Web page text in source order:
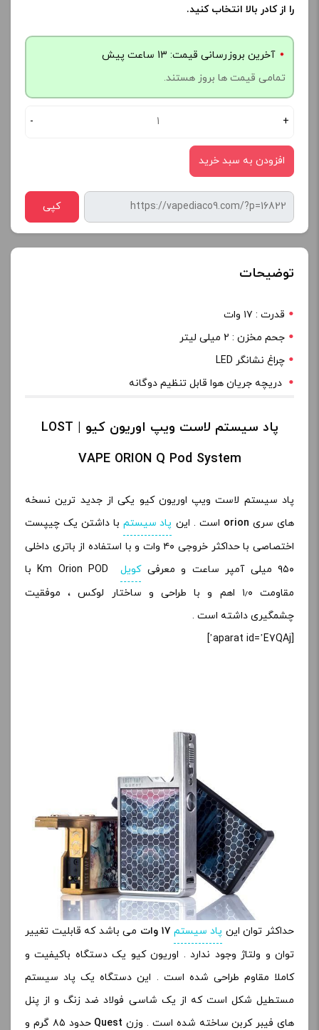
را از کادر بالا انتخاب کنید.
آخرین بروزرسانی قیمت: 13 ساعت پیش
تمامی قیمت ها بروز هستند.
- +
افزودن به سبد خرید
کپی
توضیحات
قدرت : ۱۷ وات
جحم مخزن : ۲ میلی لیتر
چراغ نشانگر LED
دریچه جریان هوا قابل تنظیم دوگانه
پاد سیستم لاست ویپ اوریون کیو | LOST
VAPE ORION Q Pod System
پاد سیستم لاست ویپ اوریون کیو یکی از جدید ترین نسخه
های سری orion است . این پاد سیستمبا داشتن یک چیپست
اختصاصی با حداکثر خروجی ۴۰ وات و با استفاده از باتری داخلی
۹۵۰ میلی آمپر ساعت و معرفی
کویل
Km Orion POD با
مقاومت ۱٫۰ اهم و با طراحی و ساختار لوکس ، موفقیت
چشمگیری داشته است .
[aparat id=’E7QAj’]
حداکثر توان این پاد سیستم ۱۷ وات
می باشد که قابلیت تغییر
توان و ولتاژ وجود ندارد . اوریون کیو یک دستگاه باکیفیت و
کاملا مقاوم طراحی شده است . این دستگاه یک پاد سیستم
مستطیل شکل است که از یک شاسی فولاد ضد زنگ و از پنل
های فیبر کربن ساخته شده است . وزن Quest حدود ۸۵ گرم و